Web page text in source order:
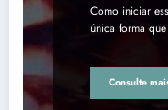
Como iniciar
única forma
Consulte